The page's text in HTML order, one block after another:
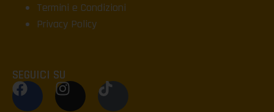
Termini e Condizioni
Privacy Policy
SEGUICI SU